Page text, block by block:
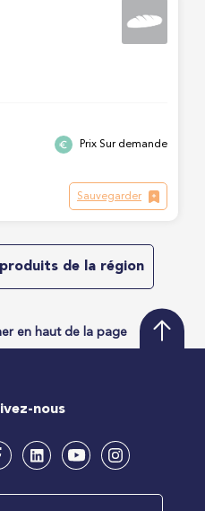
Prix Sur demande
Sauvegarder
de la région
en haut de la page
nous